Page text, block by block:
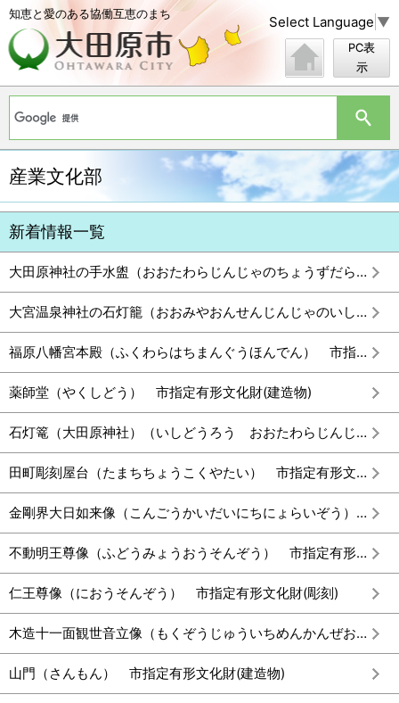
知恵と愛のある協働互恵のまち Select Language ▼
PC表
示
産業文化部
新着情報一覧
大田原神社の手水盥（おおたわらじんじゃのちょうずだらい）市指定有形文化財（建造物）
大宮温泉神社の石灯籠（おおみやおんせんじんじゃのいしどうろう） 市指定有形文化財（建造物）
福原八幡宮本殿（ふくわらはちまんぐうほんでん） 市指定有形文化財(建造物)
薬師堂（やくしどう） 市指定有形文化財(建造物)
石灯篭（大田原神社）（いしどうろう おおたわらじんじゃ） 市指定有形文化財(建造物)
田町彫刻屋台（たまちちょうこくやたい） 市指定有形文化財(彫刻)
金剛界大日如来像（こんごうかいだいにちにょらいぞう） 市指定有形文化財(彫刻)
不動明王尊像（ふどうみょうおうそんぞう） 市指定有形文化財(彫刻)
仁王尊像（におうそんぞう） 市指定有形文化財(彫刻)
木造十一面観世音立像（もくぞうじゅういちめんかんぜおんりゅうぞう） 市指定有形文化財(彫刻)
山門（さんもん） 市指定有形文化財(建造物)